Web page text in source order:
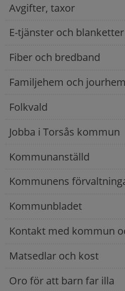
Avgifter, taxor
E-tjänster och blanketter
Fiber och bredband
Familjehem och jourhem
Folkvald
Jobba i Torsås kommun
Kommunanställd
Kommunens
Kommunbladet
Kontakt med kommun
Matsedlar och kost
Oro för att barn far illa